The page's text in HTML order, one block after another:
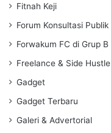
Fitnah Keji
Forum Konsultasi Publik
Forwakum FC di Grup B
Freelance & Side Hustle
Gadget
Gadget Terbaru
Galeri & Advertorial